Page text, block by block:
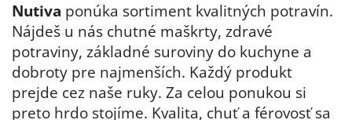
Nutiva ponúka sortiment kvalitných potravín.
Nájdeš u nás chutné maškrty, zdravé
potraviny, základné suroviny do kuchyne a
dobroty pre najmenších. Každý produkt
prejde cez naše ruky. Za celou ponukou si
preto hrdo stojíme. Kvalita, chuť a férovosť sa